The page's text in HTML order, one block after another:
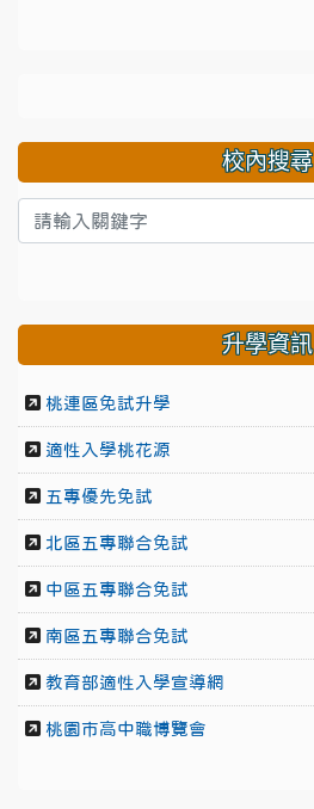
校內搜尋
升學資訊
桃連區免試升學
適性入學桃花源
五專優先免試
北區五專聯合免試
中區五專聯合免試
南區五專聯合免試
教育部適性入學宣導網
桃園市高中職博覽會